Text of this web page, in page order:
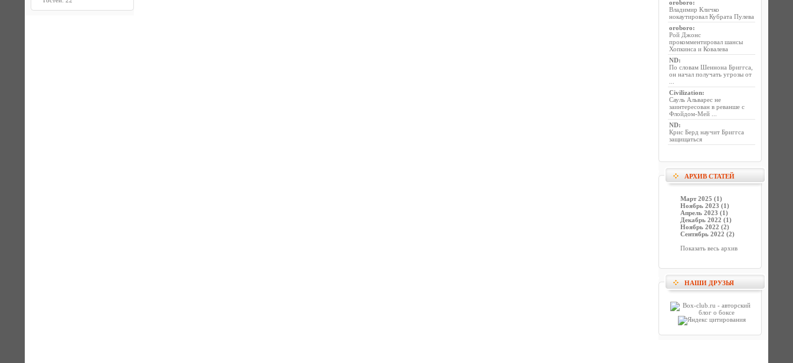
oroboro:
Владимир Кличко
нокаутировал Кубрата Пулева
oroboro:
Рой Джонс
прокомментировал шансы
Хопкинса и Ковалева
ND:
По словам Шеннона Бриггса,
он начал получать угрозы от
Civilization:
Сауль Альварес не
заинтересован в реванше с
Флойдом-Мей ...
ND:
Крис Берд научит Бриггса
защищаться
АРХИВ СТАТЕЙ
Март 2025 (1)
Ноябрь 2023 (1)
Апрель 2023 (1)
Декабрь 2022 (1)
Ноябрь 2022 (2)
Сентябрь 2022 (2)
Показать весь архив
НАШИ ДРУЗЬЯ